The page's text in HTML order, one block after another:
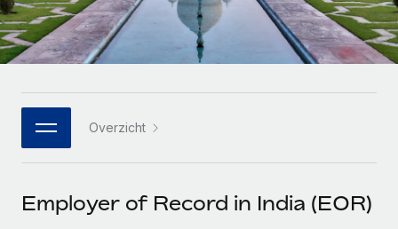
Platform
Ingebouwde essentiële HR-functies voor je team
Integraties
DIENSTEN
Enterprise
Global HR voor grote bedrijven
WERK MET ONS SAMEN
Strategische technologiepartners
Een partner worden
Ontdek hoe je met ons kunt samenwerken
HR-woordenlijst
Checklists en templates
Webinars
Newsroom
Italiano
Português (Portugal)
日本語
한국어
Overzicht
Employer of Record in India (EOR)